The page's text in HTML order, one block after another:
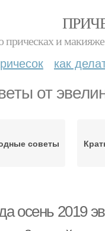
и
как
от
советы
осень 2019